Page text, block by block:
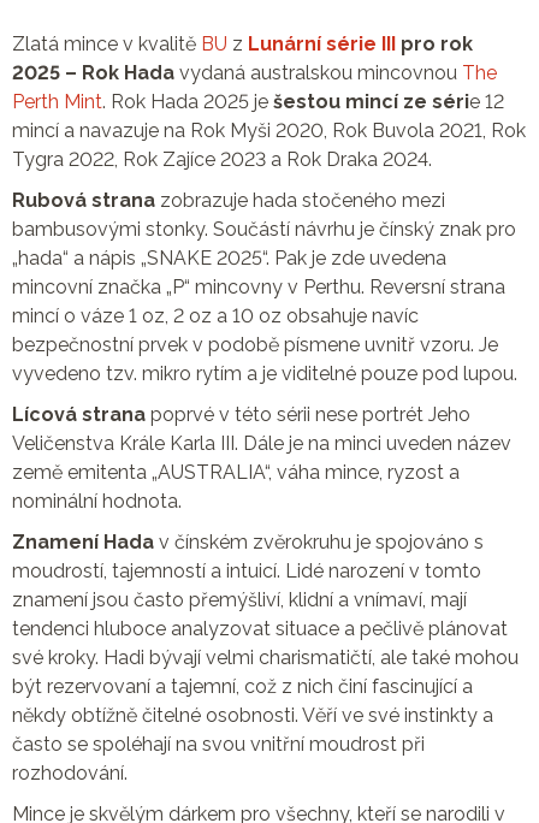
Zlatá mince v kvalitě BU z Lunární série III pro rok
2025 – Rok Hada vydaná australskou mincovnou The
Perth Mint. Rok Hada 2025 je šestou mincí ze série 12
mincí a navazuje na Rok Myši 2020, Rok Buvola 2021, Rok
Tygra 2022, Rok Zajíce 2023 a Rok Draka 2024.
Rubová strana zobrazuje hada stočeného mezi
bambusovými stonky. Součástí návrhu je čínský znak pro
„hada“ a nápis „SNAKE 2025“. Pak je zde uvedena
mincovní značka „P“ mincovny v Perthu. Reversní strana
mincí o váze 1 oz, 2 oz a 10 oz obsahuje navíc
bezpečnostní prvek v podobě písmene uvnitř vzoru. Je
vyvedeno tzv. mikro rytím a je viditelné pouze pod lupou.
Lícová strana poprvé v této sérii nese portrét Jeho
Veličenstva Krále Karla III. Dále je na minci uveden název
země emitenta „AUSTRALIA“, váha mince, ryzost a
nominální hodnota.
Znamení Hada v čínském zvěrokruhu je spojováno s
moudrostí, tajemností a intuicí. Lidé narození v tomto
znamení jsou často přemýšliví, klidní a vnímaví, mají
tendenci hluboce analyzovat situace a pečlivě plánovat
své kroky. Hadi bývají velmi charismatičtí, ale také mohou
být rezervovaní a tajemní, což z nich činí fascinující a
někdy obtížně čitelné osobnosti. Věří ve své instinkty a
často se spoléhají na svou vnitřní moudrost při
rozhodování.
Mince je skvělým dárkem pro všechny, kteří se narodili v